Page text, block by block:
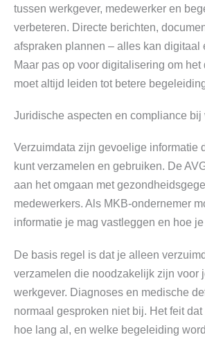
tussen werkgever, medewerker en
verbeteren. Directe berichten,
afspraken plannen – alles kan digitaal
Maar pas op voor digitalisering om
moet altijd leiden tot betere
Juridische aspecten en compliance bij
Verzuimdata zijn gevoelige informatie
kunt verzamelen en gebruiken. De
aan het omgaan met
medewerkers. Als MKB-ondernemer
informatie je mag vastleggen en hoe
De basis regel is dat je alleen
verzamelen die noodzakelijk zijn voor
werkgever. Diagnoses en medische
normaal gesproken niet bij. Het feit
hoe lang al, en welke begeleiding